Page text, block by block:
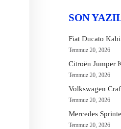
SON
Fiat Ducato
Temmuz 20, 2026
Citroën Jumper
Temmuz 20, 2026
Volkswagen
Temmuz 20, 2026
Mercedes
Temmuz 20, 2026